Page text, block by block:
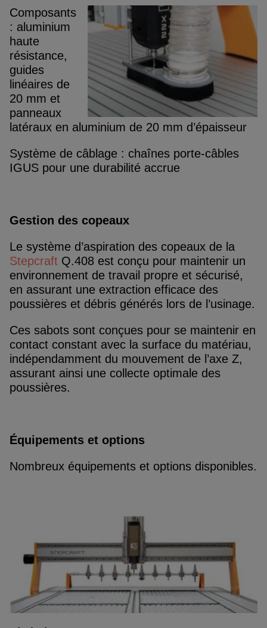
Composants
: aluminium
haute
résistance,
guides
linéaires de
20 mm et
panneaux
latéraux en aluminium de 20 mm d’épaisseur
Système de câblage : chaînes porte-câbles
IGUS pour une durabilité accrue
Gestion des copeaux
Le système d’aspiration des copeaux de la
Stepcraft Q.408 est conçu pour maintenir un
environnement de travail propre et sécurisé,
en assurant une extraction efficace des
poussières et débris générés lors de l’usinage.
Ces sabots sont conçues pour se maintenir en
contact constant avec la surface du matériau,
indépendamment du mouvement de l’axe Z,
assurant ainsi une collecte optimale des
poussières.
Équipements et options
Nombreux équipements et options disponibles.